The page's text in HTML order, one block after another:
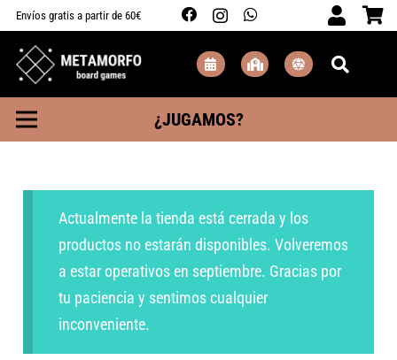
Envíos gratis a partir de 60€
¿JUGAMOS?
Actualmente la tienda está cerrada y los
productos no estarán disponibles. Volveremos
a estar operativos en septiembre. Gracias por
tu paciencia y sentimos cualquier
inconveniente.